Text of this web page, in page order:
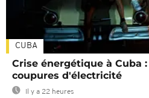
CUBA
Crise énergétique à Cuba
coupures d'électricité
Il y a 22 heures